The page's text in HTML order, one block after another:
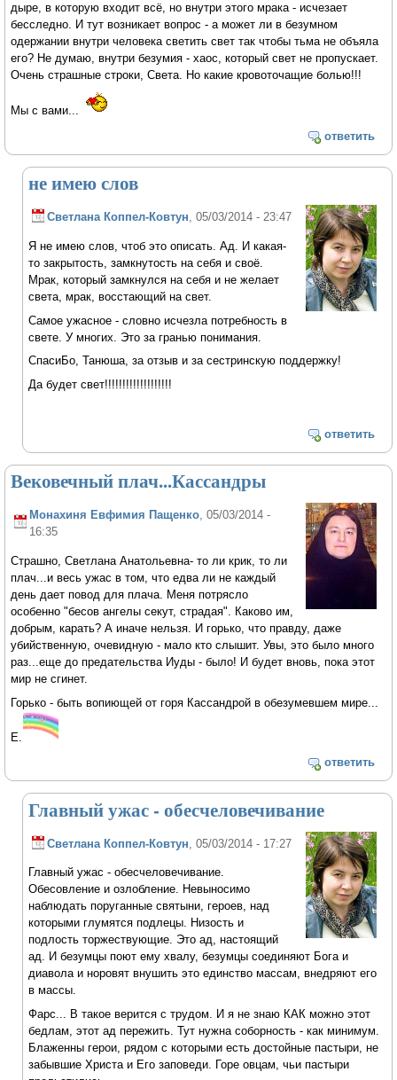
дыре, в которую входит всё, но внутри этого мрака - исчезает
бесследно. И тут возникает вопрос - а может ли в безумном
одержании внутри человека светить свет так чтобы тьма не объяла
его? Не думаю, внутри безумия - хаос, который свет не пропускает.
Очень страшные строки, Света. Но какие кровоточащие болью!!!
Мы с вами...
ответить
не имею слов
Светлана Коппел-Ковтун, 05/03/2014 - 23:47
Я не имею слов, чтоб это описать. Ад. И какая-
то закрытость, замкнутость на себя и своё.
Мрак, который замкнулся на себя и не желает
света, мрак, восстающий на свет.
Самое ужасное - словно исчезла потребность в
свете. У многих. Это за гранью понимания.
СпасиБо, Танюша, за отзыв и за сестринскую поддержку!
Да будет свет!!!!!!!!!!!!!!!!!!!
ответить
Вековечный плач...Кассандры
Монахиня Евфимия Пащенко , 05/03/2014 -
16:35
Страшно, Светлана Анатольевна- то ли крик, то ли
плач...и весь ужас в том, что едва ли не каждый
день дает повод для плача. Меня потрясло
особенно "бесов ангелы секут, страдая". Каково им,
добрым, карать? А иначе нельзя. И горько, что правду, даже
убийственную, очевидную - мало кто слышит. Увы, это было много
раз...еще до предательства Иуды - было! И будет вновь, пока этот
мир не сгинет.
Горько - быть вопиющей от горя Кассандрой в обезумевшем мире...
Е.
ответить
Главный ужас - обесчеловечивание
Светлана Коппел-Ковтун , 05/03/2014 - 17:27
Главный ужас - обесчеловечивание.
Обесовление и озлобление. Невыносимо
наблюдать поруганные святыни, героев, над
которыми глумятся подлецы. Низость и
подлость торжествующие. Это ад, настоящий
ад. И безумцы поют ему хвалу, безумцы соединяют Бога и
диавола и норовят внушить это единство массам, внедряют его
в массы.
Фарс... В такое верится с трудом. И я не знаю КАК можно этот
бедлам, этот ад пережить. Тут нужна соборность - как минимум.
Блаженны герои, рядом с которыми есть достойные пастыри, не
забывшие Христа и Его заповеди. Горе овцам, чьи пастыри